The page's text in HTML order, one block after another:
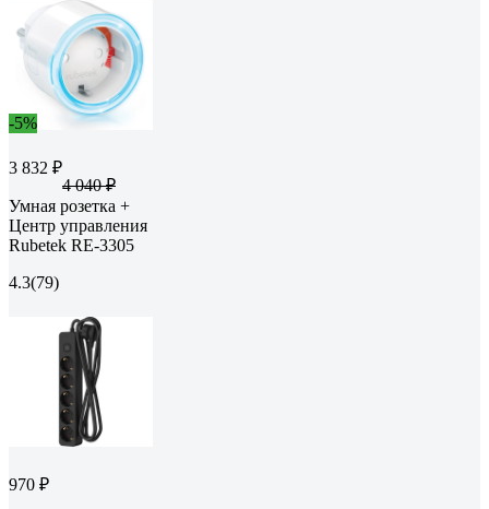
-5%
3 832 ₽
4 040 ₽
Умная розетка +
Центр управления
Rubetek RE-3305
4.3(79)
970 ₽